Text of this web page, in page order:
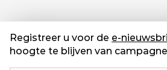
Registreer u voor de e-
hoogte te blijven van